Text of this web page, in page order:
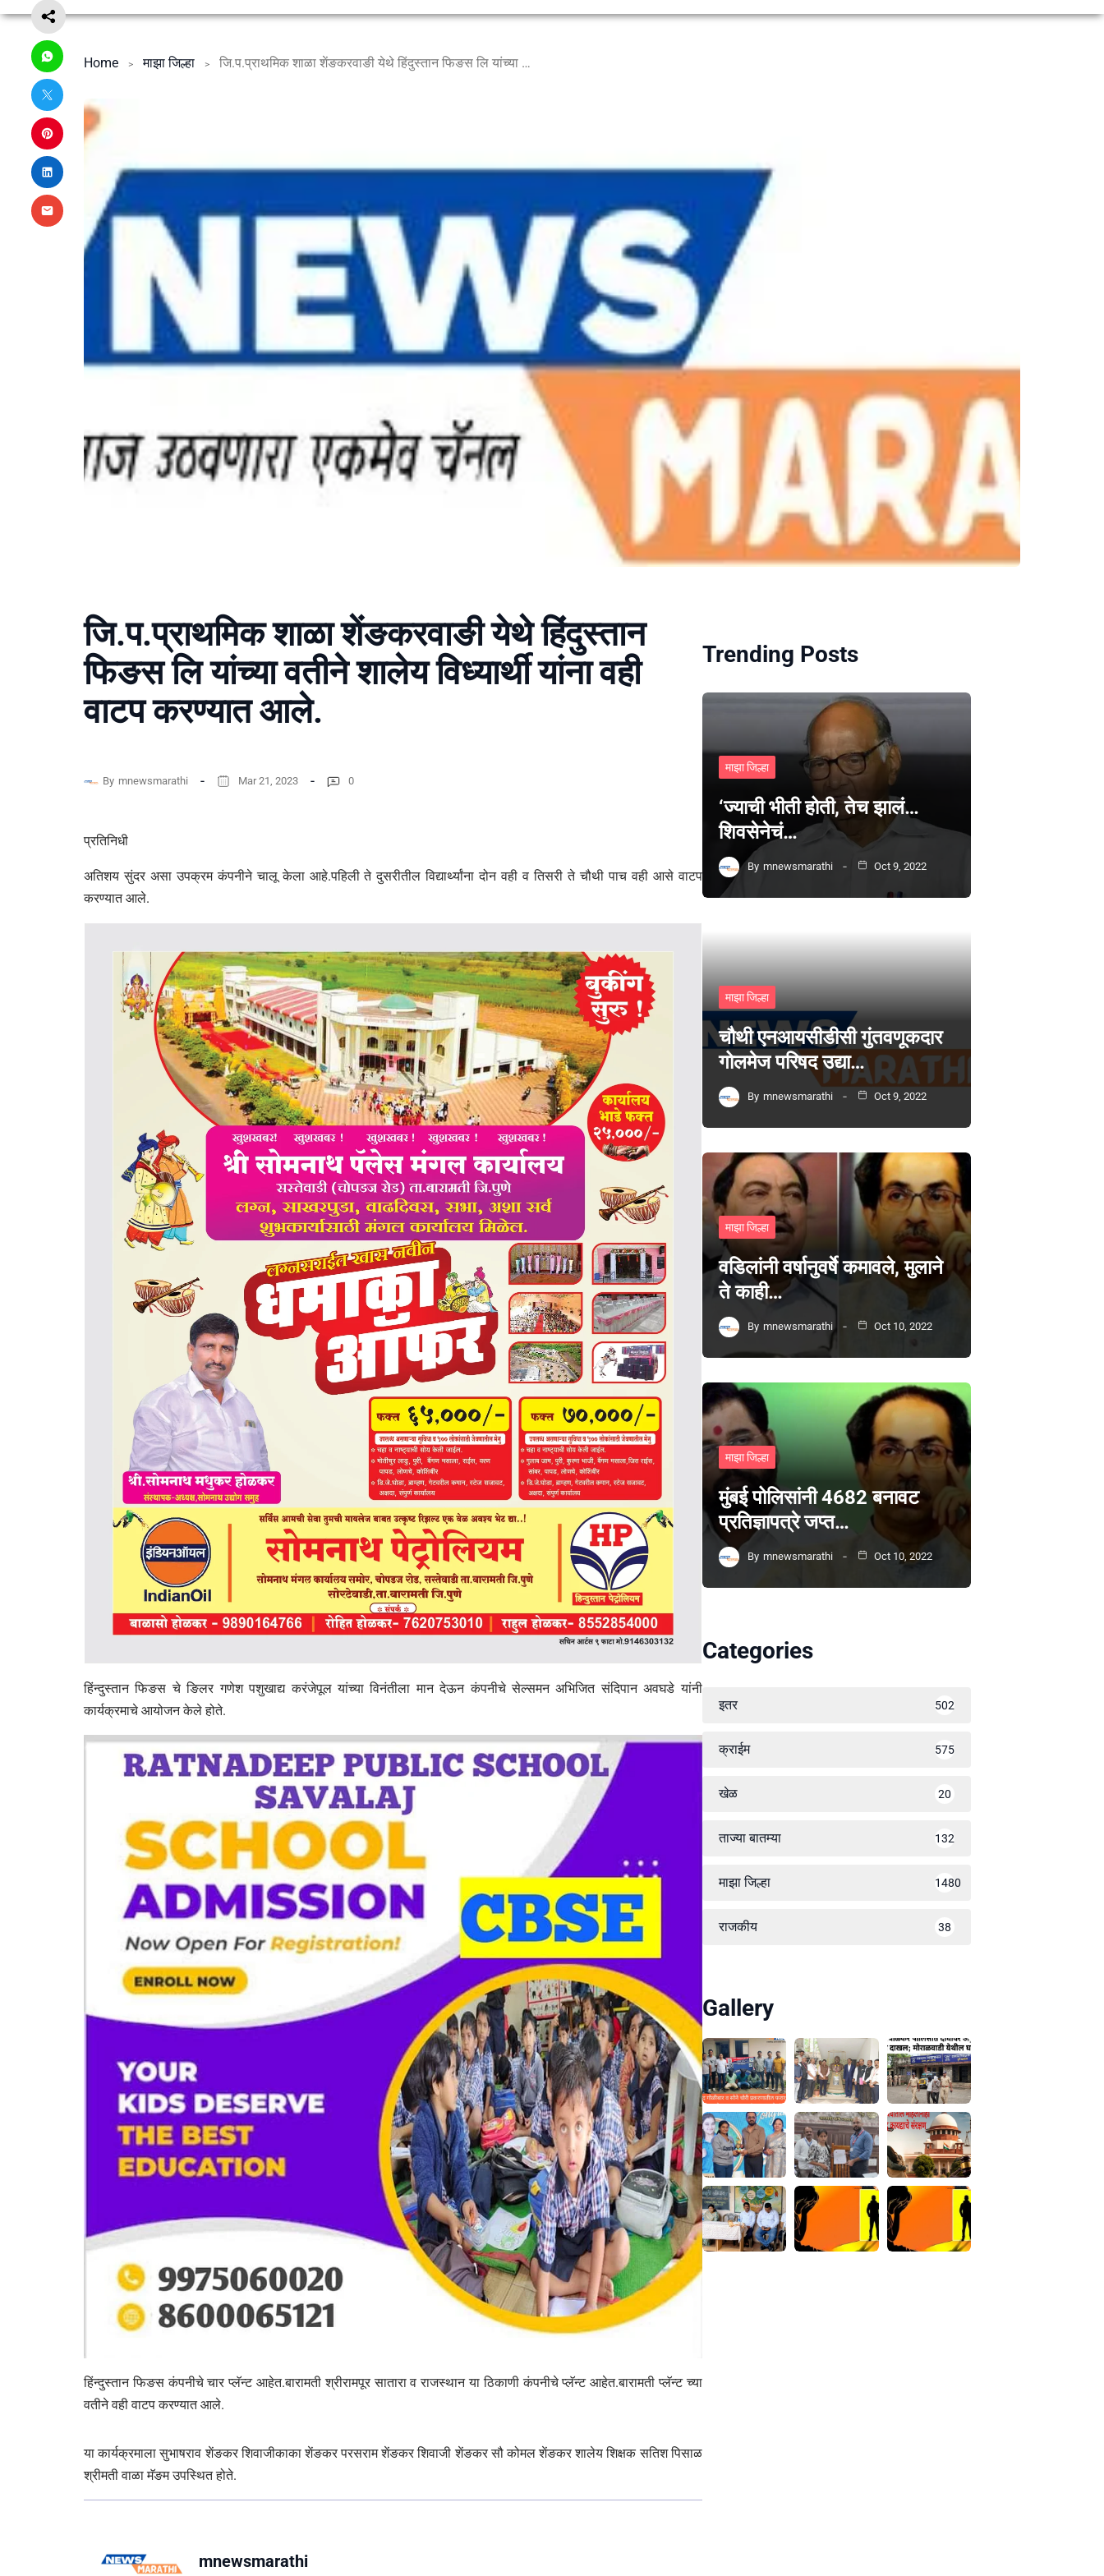
Home माझा जिल्हा जि.प.प्राथमिक शाळा शेंङकरवाङी येथे हिंदुस्तान फिङस लि यांच्या वतीने शालेय विध्यार्थी यांना वही वाटप करण्यात आले.
जि.प.प्राथमिक शाळा शेंङकरवाङी येथे हिंदुस्तान
फिङस लि यांच्या वतीने शालेय विध्यार्थी यांना वही
वाटप करण्यात आले.
By mnewsmarathi Mar 21, 2023 0
प्रतिनिधी
अतिशय सुंदर असा उपक्रम कंपनीने चालू केला आहे.पहिली ते दुसरीतील विद्यार्थ्यांना दोन वही व तिसरी ते चौथी पाच वही आसे वाटप
करण्यात आले.
हिंन्दुस्तान फिङस चे ङिलर गणेश पशुखाद्य करंजेपूल यांच्या विनंतीला मान देऊन कंपनीचे सेल्समन अभिजित संदिपान अवघडे यांनी
कार्यक्रमाचे आयोजन केले होते.
हिंन्दुस्तान फिङस कंपनीचे चार प्लॅन्ट आहेत.बारामती श्रीरामपूर सातारा व राजस्थान या ठिकाणी कंपनीचे प्लॅन्ट आहेत.बारामती प्लॅन्ट च्या
वतीने वही वाटप करण्यात आले.
या कार्यक्रमाला सुभाषराव शेंङकर शिवाजीकाका शेंङकर परसराम शेंङकर शिवाजी शेंङकर सौ कोमल शेंङकर शालेय शिक्षक सतिश पिसाळ
श्रीमती वाळा मॅङम उपस्थित होते.
mnewsmarathi
Trending Posts
माझा जिल्हा
‘ज्याची भीती होती, तेच झालं…
शिवसेनेचं…
By mnewsmarathi Oct 9, 2022
माझा जिल्हा
चौथी एनआयसीडीसी गुंतवणूकदार
गोलमेज परिषद उद्या…
By mnewsmarathi Oct 9, 2022
माझा जिल्हा
वडिलांनी वर्षानुवर्षे कमावले, मुलाने
ते काही…
By mnewsmarathi Oct 10, 2022
माझा जिल्हा
मुंबई पोलिसांनी 4682 बनावट
प्रतिज्ञापत्रे जप्त…
By mnewsmarathi Oct 10, 2022
Categories
इतर 502
क्राईम 575
खेळ 20
ताज्या बातम्या 132
माझा जिल्हा 1480
राजकीय 38
Gallery